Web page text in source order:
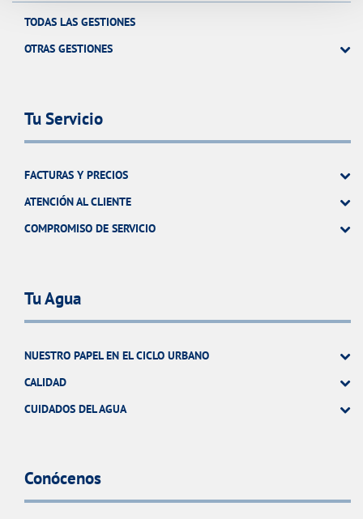
TODAS LAS GESTIONES
OTRAS GESTIONES
Tu Servicio
FACTURAS Y PRECIOS
ATENCIÓN AL CLIENTE
COMPROMISO DE SERVICIO
Tu Agua
NUESTRO PAPEL EN EL CICLO URBANO
CALIDAD
CUIDADOS DEL AGUA
Conócenos